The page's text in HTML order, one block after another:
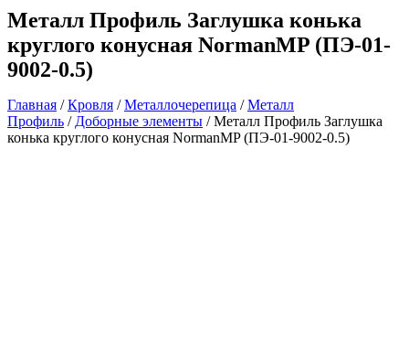
Металл Профиль Заглушка конька
круглого конусная NormanMP (ПЭ-01-
9002-0.5)
Главная /Кровля /Металлочерепица /Металл
Профиль / Доборные элементы / Металл Профиль Заглушка
конька круглого конусная NormanMP (ПЭ-01-9002-0.5)